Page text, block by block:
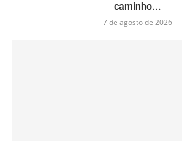
caminho...
7 de agosto de 2026